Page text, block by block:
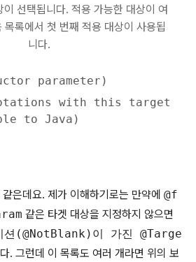
선택됩니다. 적용 가능한 대상이 여
목록에서 첫 번째 적용 대상이 사용됩
니다.
parameter)
with this target
to Java)
은데요. 제가 이해하기로는 만약에 @f
같은 타겟 대상을 지정하지 않으면
션(@NotBlank)이 가진 @Targe
. 그런데 이 목록도 여러 개라면 위의 보